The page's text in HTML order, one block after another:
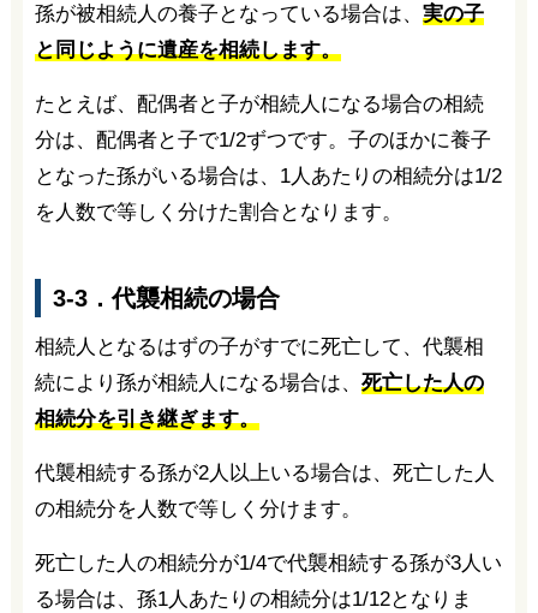
孫が被相続人の養子となっている場合は、 実の子
と同じように遺産を相続します。
たとえば、配偶者と子が相続人になる場合の相続
分は、配偶者と子で1/2ずつです。子のほかに養子
となった孫がいる場合は、1人あたりの相続分は1/2
を人数で等しく分けた割合となります。
3-3．代襲相続の場合
相続人となるはずの子がすでに死亡して、代襲相
続により孫が相続人になる場合は、 死亡した人の
相続分を引き継ぎます。
代襲相続する孫が2人以上いる場合は、死亡した人
の相続分を人数で等しく分けます。
死亡した人の相続分が1/4で代襲相続する孫が3人い
る場合は、孫1人あたりの相続分は1/12となりま